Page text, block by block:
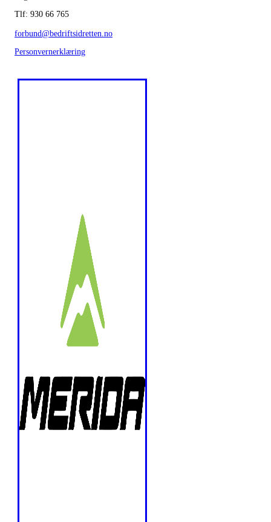
Tlf: 930 66 765
forbund@bedriftsidretten.no
Personvernerklæring